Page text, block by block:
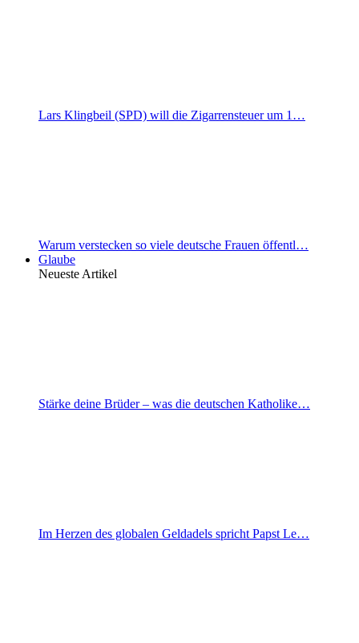
Lars Klingbeil (SPD) will die Zigarrensteuer um 1…
Warum verstecken so viele deutsche Frauen öffentl…
Glaube
Neueste Artikel
Stärke deine Brüder – was die deutschen Katholike…
Im Herzen des globalen Geldadels spricht Papst Le…